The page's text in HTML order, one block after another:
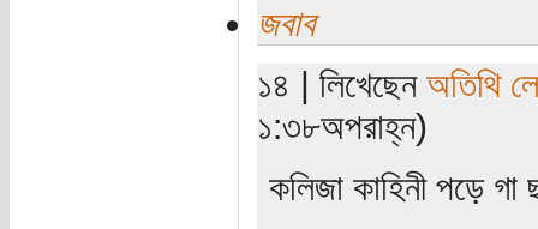
জবাব
১৪ | লিখেছেন অতিথি
১:৩৮অপরাহ্ন)
কলিজা কাহিনী পড়ে